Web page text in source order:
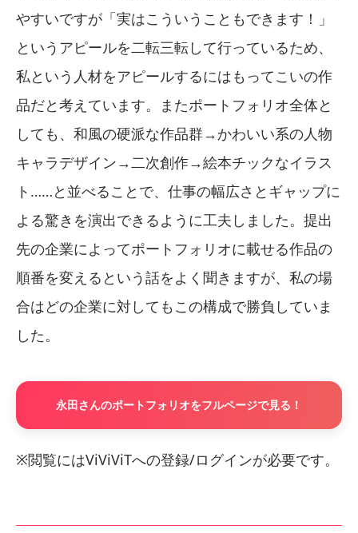
やすいですが「実はこういうこともできます！」
というアピールを二転三転して行っているため、
私という人材をアピールするにはもってこいの作
品だと考えています。またポートフォリオ全体と
しても、和風の硬派な作品群→かわいい系の人物
キャラデザイン→二次創作→絵本チックなイラス
ト……と並べることで、仕事の幅広さとギャップに
よる驚きを演出できるように工夫しました。提出
先の企業によってポートフォリオに載せる作品の
順番を変えるという話をよく聞きますが、私の場
合はどの企業に対してもこの構成で勝負していま
した。
永田さんのポートフォリオをフルページで見る！
※閲覧にはViViViTへの登録/ログインが必要です。